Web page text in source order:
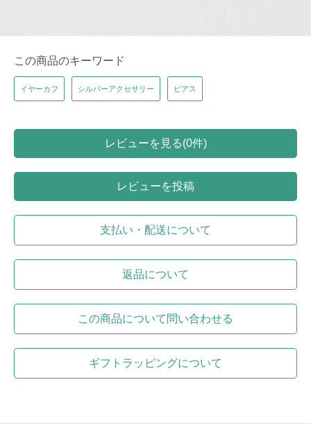
この商品のキーワード
イヤーカフ シルバーアクセサリー ピアス
レビューを見る(0件)
レビューを投稿
支払い・配送について
返品について
この商品について問い合わせる
ギフトラッピングについて